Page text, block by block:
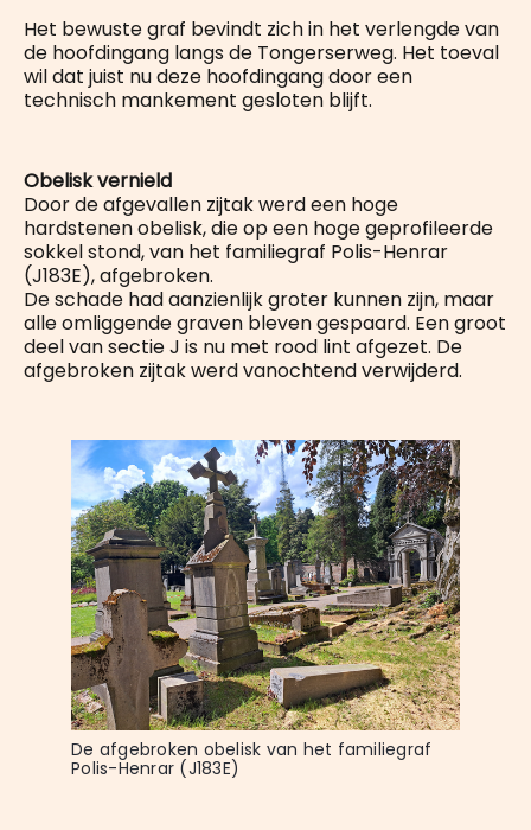
Het bewuste graf bevindt zich in het verlengde van
de hoofdingang langs de Tongerserweg. Het toeval
wil dat juist nu deze hoofdingang door een
technisch mankement gesloten blijft.
Obelisk vernield
Door de afgevallen zijtak werd een hoge
hardstenen obelisk, die op een hoge geprofileerde
sokkel stond, van het familiegraf Polis-Henrar
(J183E), afgebroken.
De schade had aanzienlijk groter kunnen zijn, maar
alle omliggende graven bleven gespaard. Een groot
deel van sectie J is nu met rood lint afgezet. De
afgebroken zijtak werd vanochtend verwijderd.
De afgebroken obelisk van het familiegraf
Polis-Henrar (J183E)